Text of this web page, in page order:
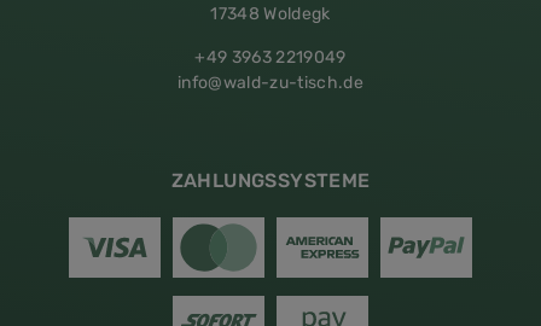
17348 Woldegk
+49 3963 2219049
info@wald-zu-tisch.de
ZAHLUNGSSYSTEME